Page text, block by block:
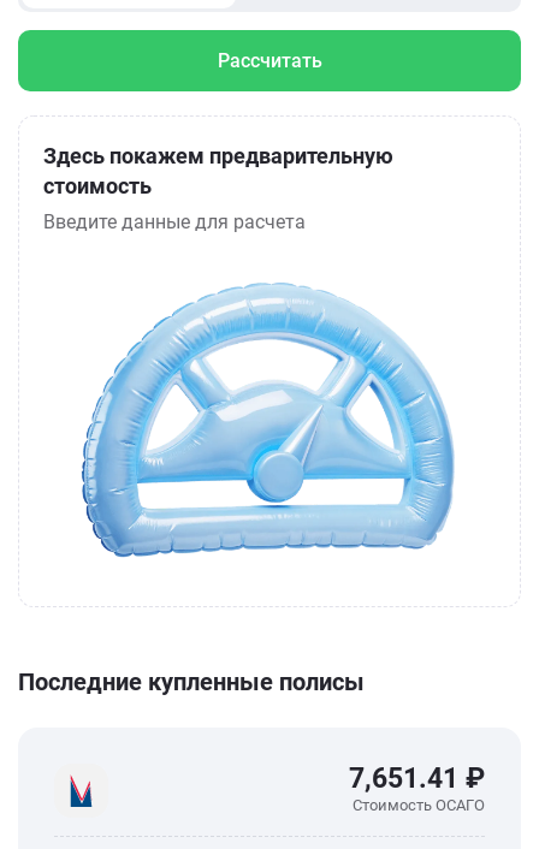
Рассчитать
Здесь покажем предварительную
стоимость
Введите данные для расчета
Последние купленные полисы
7,651.41 ₽
Стоимость ОСАГО